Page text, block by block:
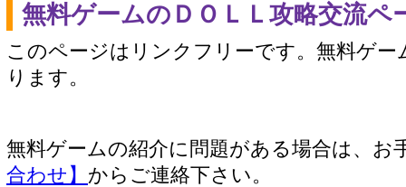
無料ゲームのＤＯＬＬ攻略交流ペ
このページはリンクフリーです。無料ゲー
ります。
無料ゲームの紹介に問題がある場合は、お
合わせ】 からご連絡下さい。